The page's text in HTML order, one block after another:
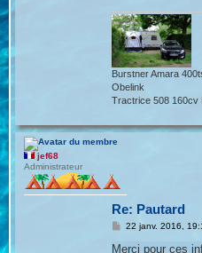
Burstner Amara
Obelink
Tractrice 508 160cv
jef68
Administrateur
Re: Pautard
M
s
22 janv. 2016,
Merci pour ces